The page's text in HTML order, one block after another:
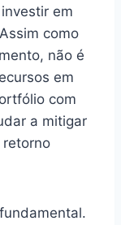
em
como
não é
em
com
a mitigar
retorno